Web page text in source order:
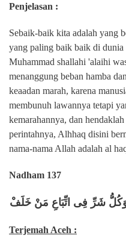
Penjelasan :
Sebaik-baik kita adalah yang
yang paling baik baik di
Muhammad shallahi 'alaihi
menanggung beban hamba
keaadan marah, karena
membunuh lawannya tetapi
kemarahannya, dan
perintahnya, Alhhaq disini
nama-nama Allah adalah al
Nadham 137
شَرِّ فِى اتِّبَاعِ مَنْ خَلَفْ
Terjemah Aceh :